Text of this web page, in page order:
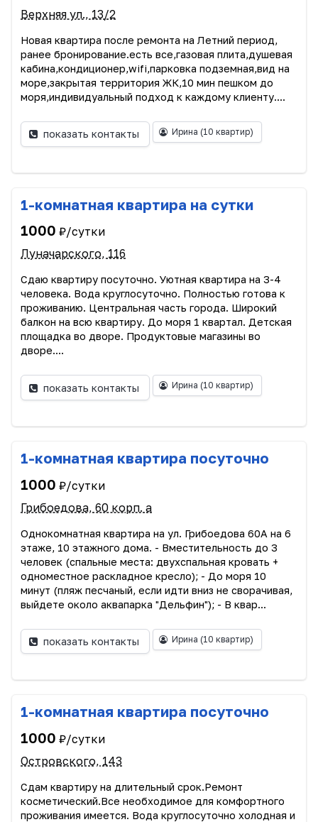
Верхняя ул., 13/2
Новая квартира после ремонта на Летний период,
ранее бронирование.есть все,газовая плита,душевая
кабина,кондиционер,wifi,парковка подземная,вид на
море,закрытая территория ЖК,10 мин пешком до
моря,индивидуальный подход к каждому клиенту....
показать контакты Ирина (10 квартир)
1-комнатная квартира на сутки
1000 ₽/сутки
Луначарского, 116
Сдаю квартиру посуточно. Уютная квартира на 3-4
человека. Вода круглосуточно. Полностью готова к
проживанию. Центральная часть города. Широкий
балкон на всю квартиру. До моря 1 квартал. Детская
площадка во дворе. Продуктовые магазины во
дворе....
показать контакты Ирина (10 квартир)
1-комнатная квартира посуточно
1000 ₽/сутки
Грибоедова, 60 корп. a
Однокомнатная квартира на ул. Грибоедова 60А на 6
этаже, 10 этажного дома. - Вместительность до 3
человек (спальные места: двухспальная кровать +
одноместное раскладное кресло); - До моря 10
минут (пляж песчаный, если идти вниз не сворачивая,
выйдете около аквапарка "Дельфин"); - В квар...
показать контакты Ирина (10 квартир)
1-комнатная квартира посуточно
1000 ₽/сутки
Островского, 143
Сдам квартиру на длительный срок.Ремонт
косметический.Все необходимое для комфортного
проживания имеется. Вода круглосуточно холодная и